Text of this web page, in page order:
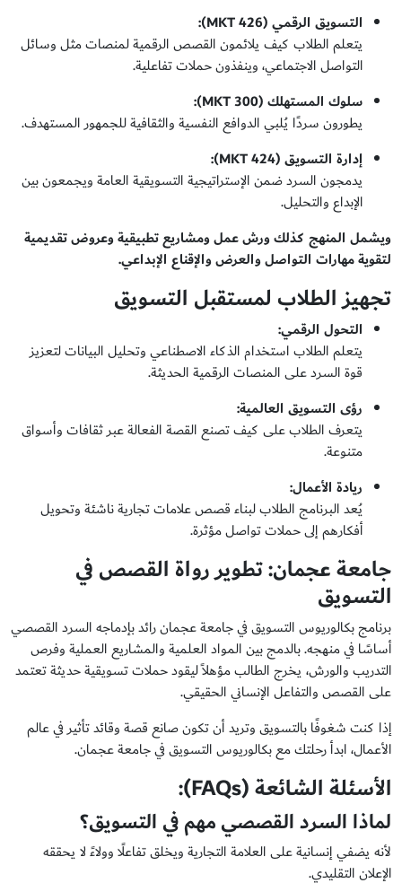
التسويق الرقمي(MKT 426):
يتعلم الطلاب كيف يلائمون القصص الرقمية لمنصات مثل وسائل
التواصل الاجتماعي، وينفذون حملات تفاعلية.
سلوك المستهلك(MKT 300):
يطورون سردًا يُلبي الدوافع النفسية والثقافية للجمهور المستهدف.
إدارة التسويق(MKT 424):
يدمجون السرد ضمن الإستراتيجية التسويقية العامة ويجمعون بين
الإبداع والتحليل.
ويشمل المنهج كذلك ورش عمل ومشاريع تطبيقية وعروض تقديمية
لتقوية مهارات التواصل والعرض والإقناع الإبداعي.
تجهيز الطلاب لمستقبل التسويق
التحول الرقمي:
يتعلم الطلاب استخدام الذكاء الاصطناعي وتحليل البيانات لتعزيز
قوة السرد على المنصات الرقمية الحديثة.
رؤى التسويق العالمية:
يتعرف الطلاب على كيف تصنع القصة الفعالة عبر ثقافات وأسواق
متنوعة.
ريادة الأعمال:
يُعد البرنامج الطلاب لبناء قصص علامات تجارية ناشئة وتحويل
أفكارهم إلى حملات تواصل مؤثرة.
جامعة عجمان: تطوير رواة القصص في
التسويق
برنامج بكالوريوس التسويق في جامعة عجمان رائد بإدماجه السرد القصصي
أساسًا في منهجه. بالدمج بين المواد العلمية والمشاريع العملية وفرص
التدريب والورش، يخرج الطالب مؤهلاً ليقود حملات تسويقية حديثة تعتمد
على القصص والتفاعل الإنساني الحقيقي.
إذا كنت شغوفًا بالتسويق وتريد أن تكون صانع قصة وقائد تأثير في عالم
الأعمال، ابدأ رحلتك مع بكالوريوس التسويق في جامعة عجمان.
الأسئلة الشائعة(FAQs):
لماذا السرد القصصي مهم في التسويق؟
لأنه يضفي إنسانية على العلامة التجارية ويخلق تفاعلًا وولاءً لا يحققه
الإعلان التقليدي.